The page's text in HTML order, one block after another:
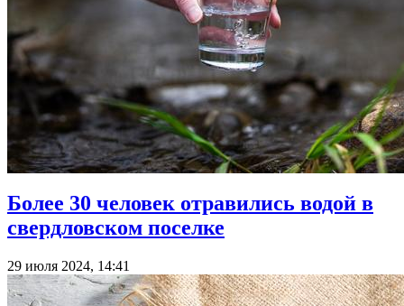
Более 30 человек отравились водой в
свердловском поселке
29 июля 2024, 14:41